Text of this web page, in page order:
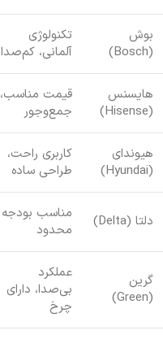
بوش
(Bosch)
تکنولوژی
آلمانی، کم‌صدا
هایسنس
(Hisense)
قیمت مناسب،
جمع‌وجور
هیوندای
(Hyundai)
کاربری راحت،
طراحی ساده
دلتا (Delta)
مناسب بودجه
محدود
گرین
(Green)
عملکرد
بی‌صدا، دارای
چرخ